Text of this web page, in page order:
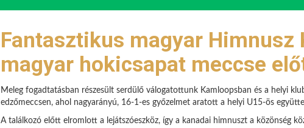
Fantasztikus magyar Himnusz
magyar hokicsapat meccse
Meleg fogadtatásban részesült serdülő válogatottunk Kamloopsban és a helyi
edzőmeccsen, ahol nagyarányú, 16-1-es győzelmet aratott a helyi U15-ös
A találkozó előtt elromlott a lejátszóeszköz, így a kanadai himnuszt a közönség